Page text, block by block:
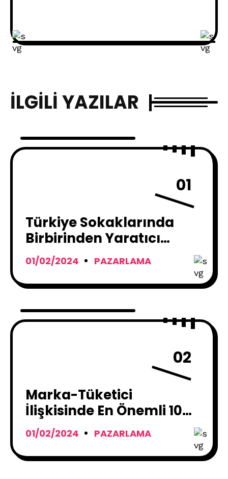
İLGILI YAZILAR
01
Türkiye Sokaklarında
Birbirinden Yaratıcı
Reklamlar
01/02/2024 PAZARLAMA
02
Marka-Tüketici
İlişkisinde En Önemli 10
Trend
01/02/2024 PAZARLAMA